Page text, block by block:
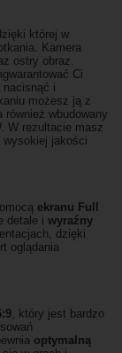
której w
Kamera
ostry obraz.
Ci
i
możesz ją z
również wbudowany
W rezultacie masz
wysokiej jakości
ekranu Full
detale i wyraźny
dzięki
oglądania
, który jest bardzo
optymalną